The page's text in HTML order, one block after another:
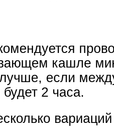
кашле
если
2 часа.